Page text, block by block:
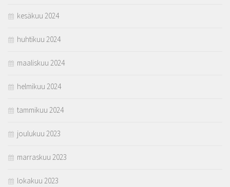
kesäkuu 2024
huhtikuu 2024
maaliskuu 2024
helmikuu 2024
tammikuu 2024
joulukuu 2023
marraskuu 2023
lokakuu 2023